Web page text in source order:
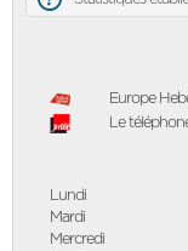
Europe
Le
Lundi
Mardi
Mercredi